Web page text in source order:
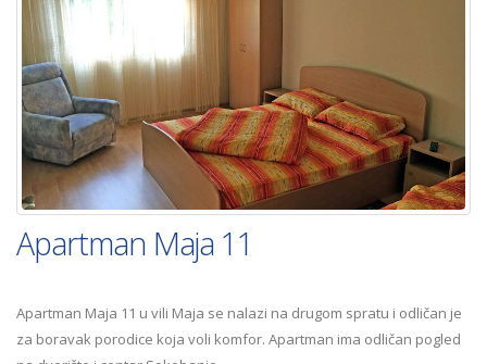
Apartman Maja 11
Apartman Maja 11 u vili Maja se nalazi na drugom spratu i odličan je
za boravak porodice koja voli komfor. Apartman ima odličan pogled